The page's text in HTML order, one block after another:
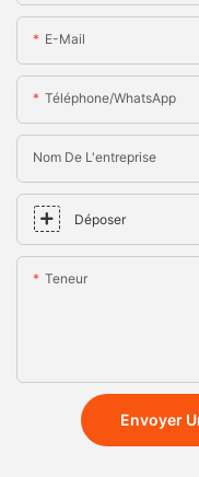
E-Mail
Téléphone/WhatsApp
Nom De L'entreprise
Déposer
Teneur
Envoyer